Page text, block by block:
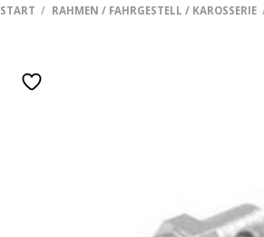
START / RAHMEN / FAHRGESTELL / KAROSSERIE